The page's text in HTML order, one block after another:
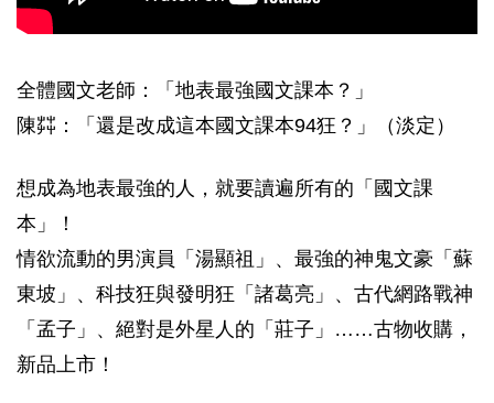
全體國文老師：「地表最強國文課本？」
陳茻：「還是改成這本國文課本94狂？」（淡定）
想成為地表最強的人，就要讀遍所有的「國文課
本」！
情欲流動的男演員「湯顯祖」、最強的神鬼文豪「蘇
東坡」、科技狂與發明狂「諸葛亮」、古代網路戰神
「孟子」、絕對是外星人的「莊子」……古物收購，
新品上市！